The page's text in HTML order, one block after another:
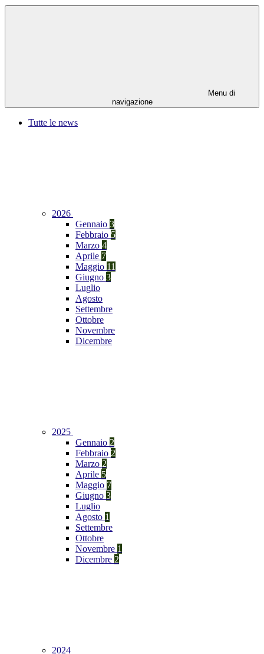
Menu di
navigazione
Tutte le news
2026
Gennaio 3
Febbraio 5
Marzo 4
Aprile 7
Maggio 11
Giugno 3
Luglio
Agosto
Settembre
Ottobre
Novembre
Dicembre
2025
Gennaio 2
Febbraio 2
Marzo 2
Aprile 5
Maggio 7
Giugno 3
Luglio
Agosto 1
Settembre
Ottobre
Novembre 1
Dicembre 2
2024